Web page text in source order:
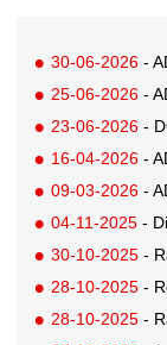
30-06-2026 -
25-06-2026 -
23-06-2026 -
16-04-2026 -
09-03-2026 -
04-11-2025 - Did
30-10-2025 -
28-10-2025 -
28-10-2025 -